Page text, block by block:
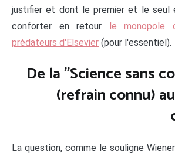
justifier et dont le premier et le
conforter en retour
le monopole
prédateurs d'Elsevier (pour l'essentiel).
De la "Science sans
(refrain connu)
La question, comme le souligne